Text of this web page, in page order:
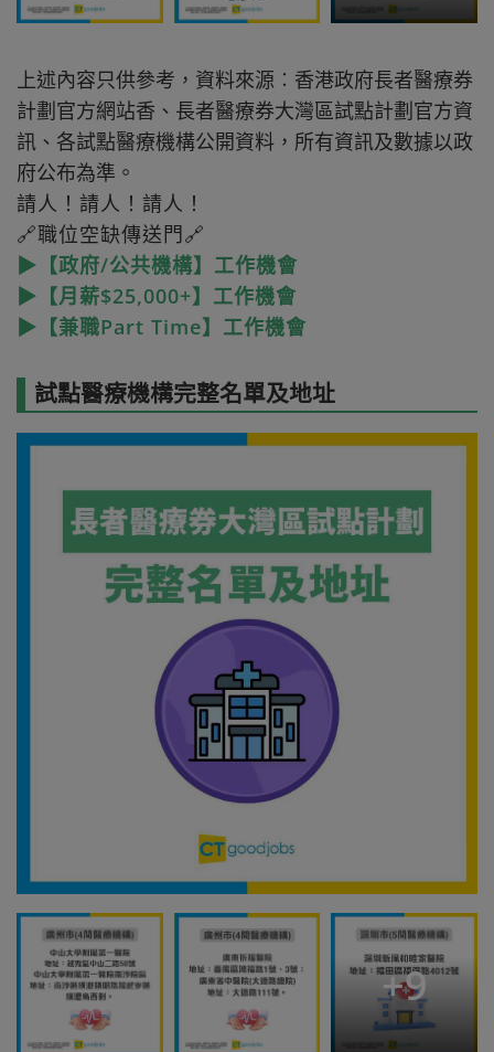
上述內容只供參考，資料來源︰香港政府長者醫療券
計劃官方網站香、長者醫療券大灣區試點計劃官方資
訊、各試點醫療機構公開資料，所有資訊及數據以政
府公布為準。
請人！請人！請人！
🔗職位空缺傳送門🔗
▶【政府/公共機構】工作機會
▶【月薪$25,000+】工作機會
▶【兼職Part Time】工作機會
試點醫療機構完整名單及地址
+9